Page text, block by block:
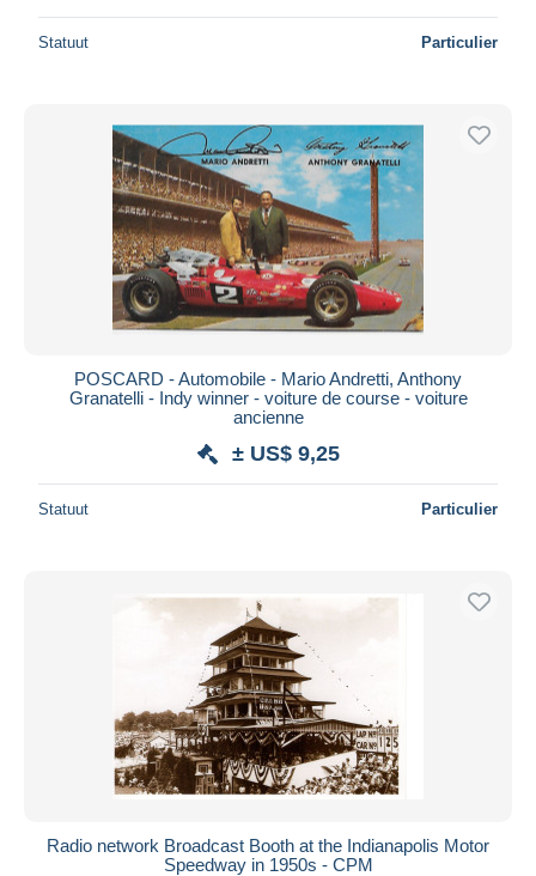
Statuut Particulier
POSCARD - Automobile - Mario Andretti, Anthony
Granatelli - Indy winner - voiture de course - voiture
ancienne
± US$ 9,25
Statuut Particulier
Radio network Broadcast Booth at the Indianapolis Motor
Speedway in 1950s - CPM